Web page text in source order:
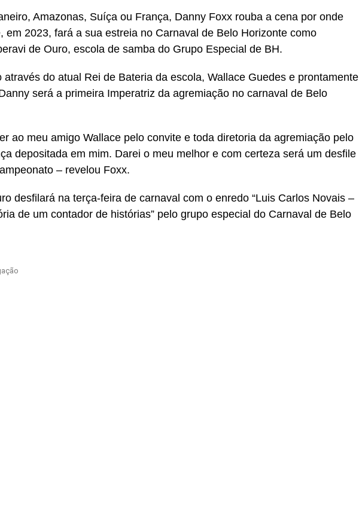
Amazonas, Suíça ou França, Danny Foxx rouba a cena por onde
em 2023, fará a sua estreia no Carnaval de Belo Horizonte como
de Ouro, escola de samba do Grupo Especial de BH.
através do atual Rei de Bateria da escola, Wallace Guedes e prontamente
será a primeira Imperatriz da agremiação no carnaval de Belo
ao meu amigo Wallace pelo convite e toda diretoria da agremiação pelo
depositada em mim. Darei o meu melhor e com certeza será um desfile
– revelou Foxx.
desfilará na terça-feira de carnaval com o enredo “Luis Carlos Novais –
de um contador de histórias” pelo grupo especial do Carnaval de Belo